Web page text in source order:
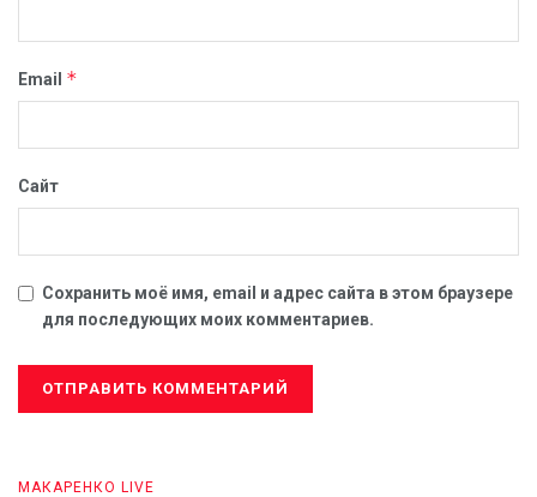
Email *
Сайт
Сохранить моё имя, email и адрес сайта в этом браузере
для последующих моих комментариев.
УФСБ России по Пермскому краю
деятельность иностранного гражданина,
причастного к пропаганде терроризма в
сети Интернет.
МАКАРЕНКО LIVE